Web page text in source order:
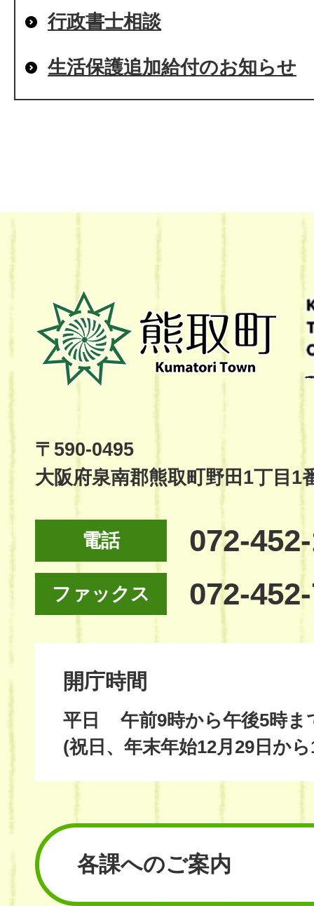
行政書士相談
生活保護追加給付のお知らせ
熊
取
町
Kumatori
Site
〒590-0495
大阪府泉南郡熊取町野田1丁目1
電話 072-
ファックス 072-
開庁時間
平日
午前9時から午後5時ま
(祝日、年末年始12月29日か
各課へのご案内